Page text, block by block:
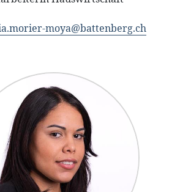
moya@battenberg.ch